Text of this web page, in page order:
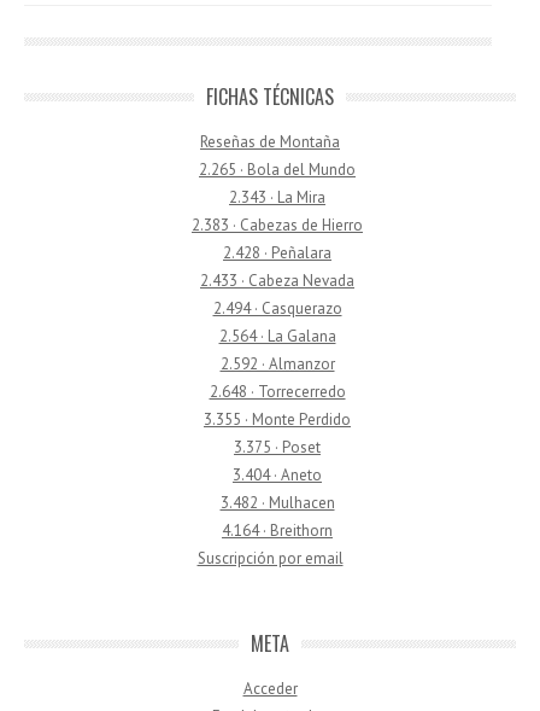
FICHAS TÉCNICAS
Reseñas de Montaña
2.265 · Bola del Mundo
2.343 · La Mira
2.383 · Cabezas de Hierro
2.428 · Peñalara
2.433 · Cabeza Nevada
2.494 · Casquerazo
2.564 · La Galana
2.592 · Almanzor
2.648 · Torrecerredo
3.355 · Monte Perdido
3.375 · Poset
3.404 · Aneto
3.482 · Mulhacen
4.164 · Breithorn
Suscripción por email
META
Acceder